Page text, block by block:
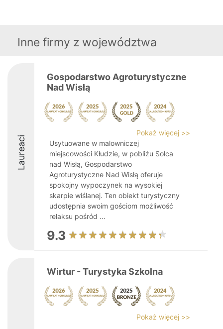
Inne firmy z województwa
Laureaci
Gospodarstwo Agroturystyczne
Nad Wisłą
Pokaż więcej >>
Usytuowane w malowniczej
miejscowości Kłudzie, w pobliżu Solca
nad Wisłą, Gospodarstwo
Agroturystyczne Nad Wisłą oferuje
spokojny wypoczynek na wysokiej
skarpie wiślanej. Ten obiekt turystyczny
udostępnia swoim gościom możliwość
relaksu pośród ...
9.3
Wirtur - Turystyka Szkolna
Pokaż więcej >>